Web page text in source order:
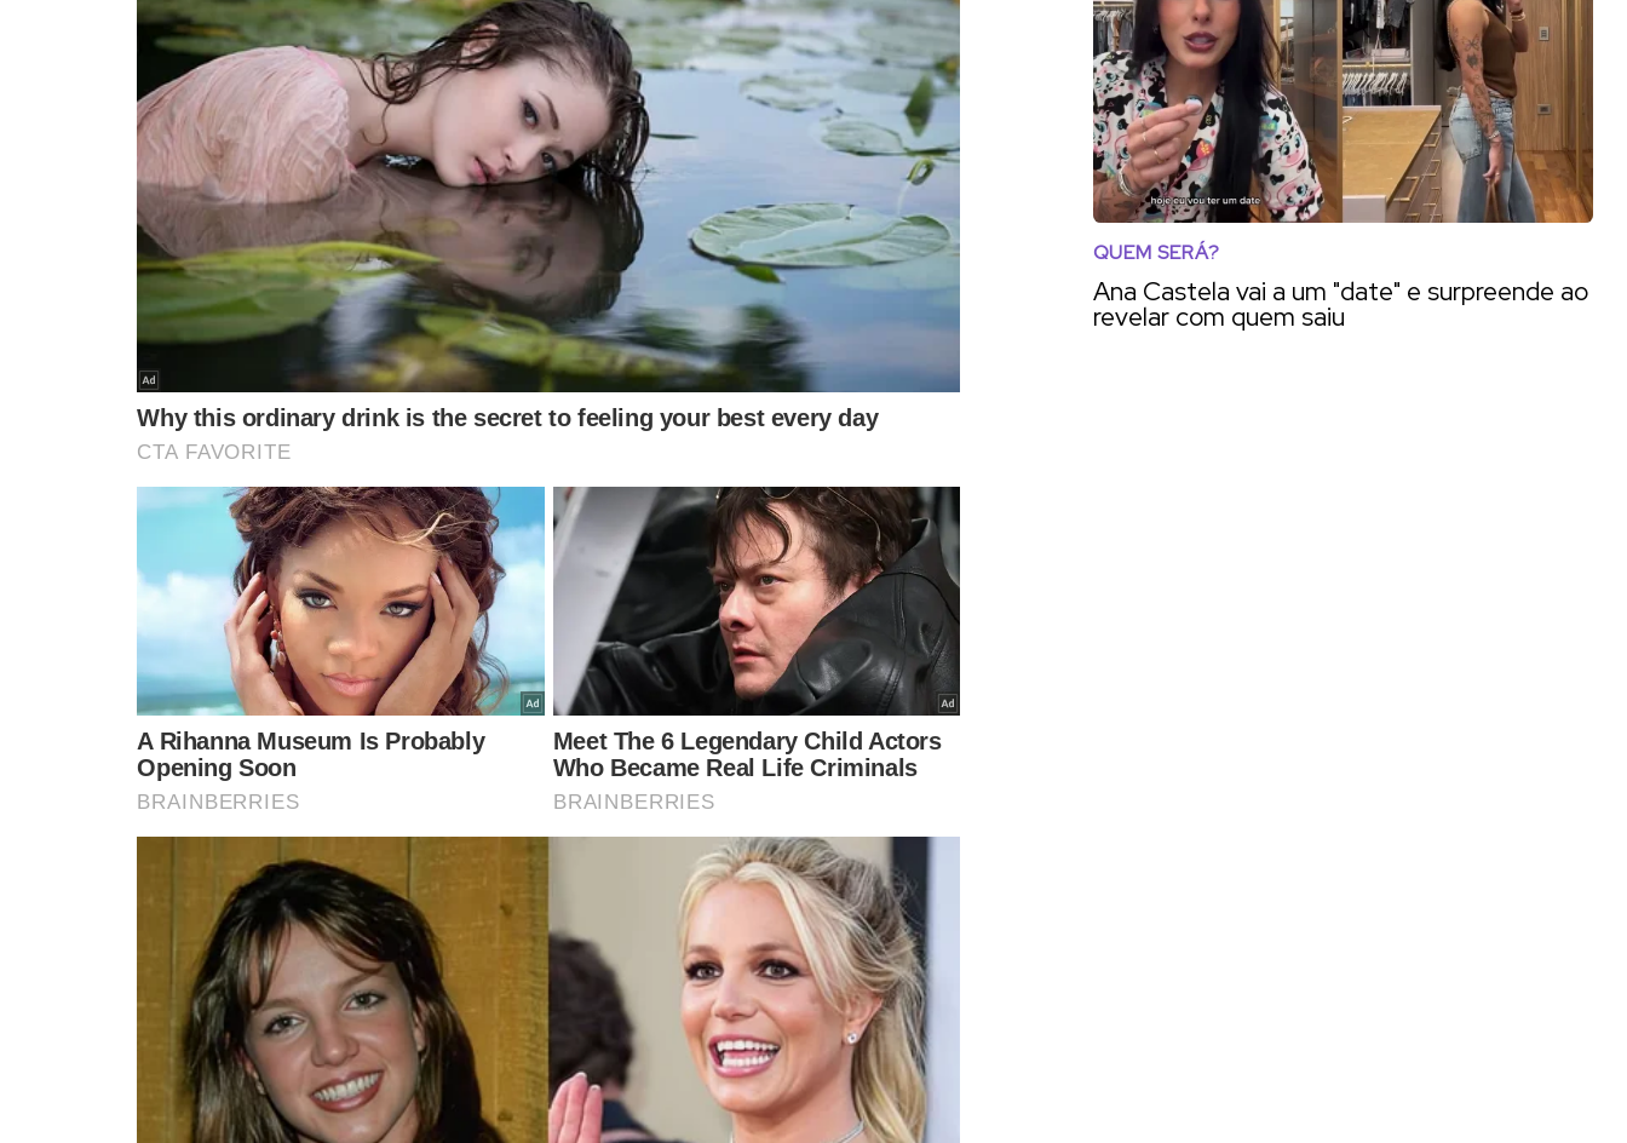
QUEM SERÁ?
Ana Castela vai a um "date" e surpreende ao
revelar com quem saiu